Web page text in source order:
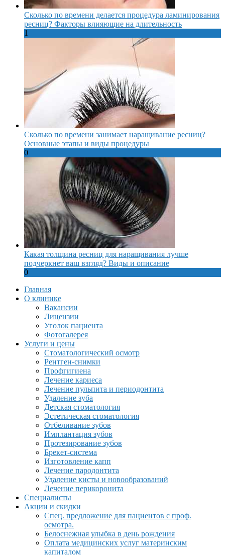
Сколько по времени делается процедура ламинирования
ресниц? Факторы влияющие на длительность
1
Сколько по времени занимает наращивание ресниц?
Основные этапы и виды процедуры
0
Какая толщина ресниц для наращивания лучше
подчеркнет ваш взгляд? Виды и описание
0
Главная
О клинике
Вакансии
Лицензии
Уголок пациента
Фотогалерея
Услуги и цены
Стоматологический осмотр
Рентген-снимки
Профгигиена
Лечение кариеса
Лечение пульпита и периодонтита
Удаление зуба
Детская стоматология
Эстетическая стоматология
Отбеливание зубов
Имплантация зубов
Протезирование зубов
Брекет-система
Изготовление капп
Лечение пародонтита
Удаление кисты и новообразований
Лечение перикоронита
Специалисты
Акции и скидки
Спец. предложение для пациентов с проф.
осмотра.
Белоснежная улыбка в день рождения
Оплата медицинских услуг материнским
капиталом